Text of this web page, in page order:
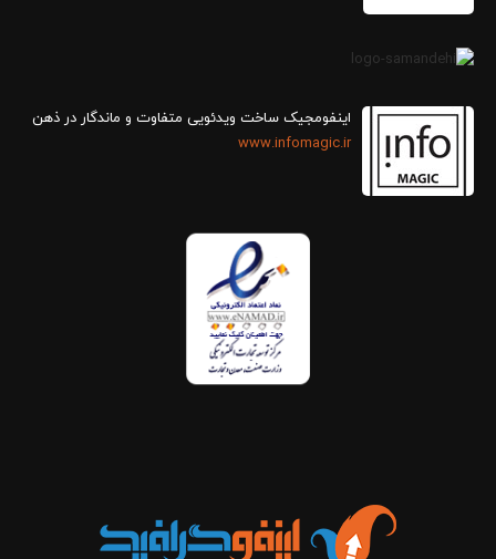
اینفومجیک ساخت ویدئویی متفاوت و ماندگار در ذهن
www.infomagic.ir